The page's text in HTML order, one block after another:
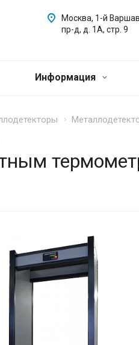
Москва, 1-й
пр-д, д. 1А, стр. 9
Информация